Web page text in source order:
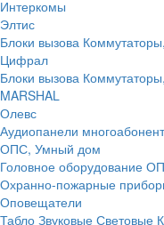
Интеркомы
Элтис
Блоки вызова
Цифрал
Блоки вызова
MARSHAL
Олевс
Аудиопанели
ОПС, Умный дом
Головное оборудование
Охранно-пожарные
Оповещатели
Табло Звуковые Световые